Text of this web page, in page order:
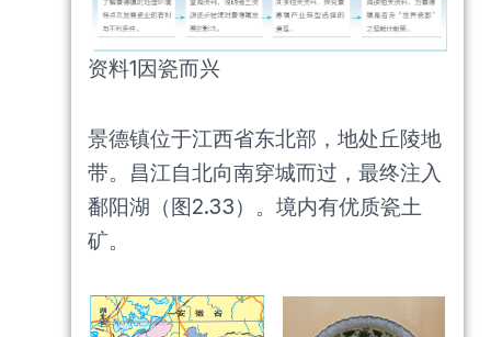
资料1因瓷而兴
景德镇位于江西省东北部，地处丘陵地
带。昌江自北向南穿城而过，最终注入
鄱阳湖（图2.33）。境内有优质瓷土
矿。